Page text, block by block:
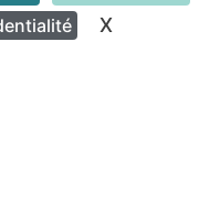
XMasquer